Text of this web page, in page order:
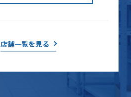
店舗一覧を見る